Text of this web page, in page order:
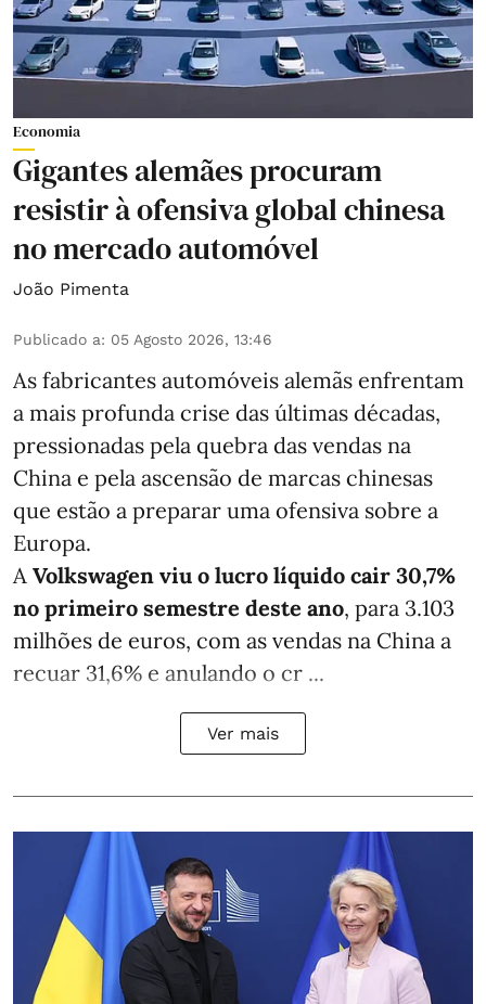
Economia
Gigantes alemães procuram
resistir à ofensiva global chinesa
no mercado automóvel
João Pimenta
Publicado a: 05 Agosto 2026, 13:46
As fabricantes automóveis alemãs enfrentam
a mais profunda crise das últimas décadas,
pressionadas pela quebra das vendas na
China e pela ascensão de marcas chinesas
que estão a preparar uma ofensiva sobre a
Europa.
A Volkswagen viu o lucro líquido cair 30,7%
no primeiro semestre deste ano, para 3.103
milhões de euros, com as vendas na China a
recuar 31,6% e anulando o cr ...
Ver mais